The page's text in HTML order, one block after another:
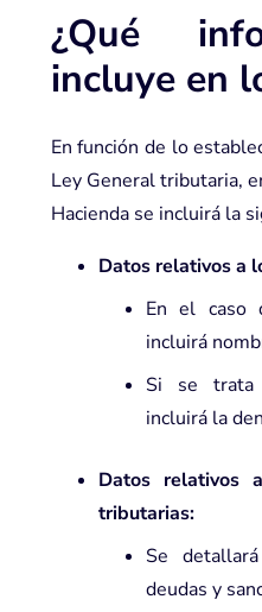
¿Qué
incluye en
En función de lo
Ley General tributaria,
Hacienda se incluirá la
Datos relativos a
En el caso
incluirá
Si se trata
incluirá la
Datos relativos
tributarias:
Se
deudas y